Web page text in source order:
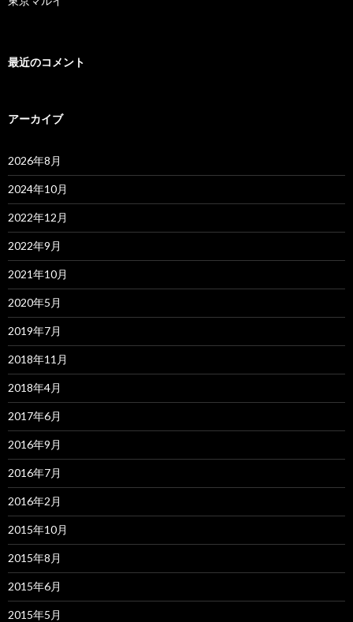
最近のコメント
アーカイブ
2026年8月
2024年10月
2022年12月
2022年9月
2021年10月
2020年5月
2019年7月
2018年11月
2018年4月
2017年6月
2016年9月
2016年7月
2016年2月
2015年10月
2015年8月
2015年6月
2015年5月